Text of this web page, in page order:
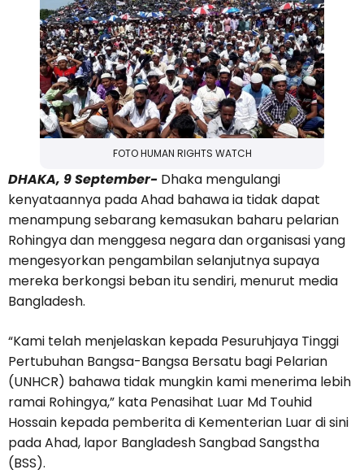
FOTO HUMAN RIGHTS WATCH
DHAKA, 9 September- Dhaka mengulangi
kenyataannya pada Ahad bahawa ia tidak dapat
menampung sebarang kemasukan baharu pelarian
Rohingya dan menggesa negara dan organisasi yang
mengesyorkan pengambilan selanjutnya supaya
mereka berkongsi beban itu sendiri, menurut media
Bangladesh.
“Kami telah menjelaskan kepada Pesuruhjaya Tinggi
Pertubuhan Bangsa-Bangsa Bersatu bagi Pelarian
(UNHCR) bahawa tidak mungkin kami menerima lebih
ramai Rohingya,” kata Penasihat Luar Md Touhid
Hossain kepada pemberita di Kementerian Luar di sini
pada Ahad, lapor Bangladesh Sangbad Sangstha
(BSS).